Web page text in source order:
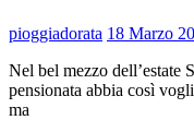
pioggiadorata 18 Marzo
Nel bel mezzo dell’estate
pensionata abbia così
ma